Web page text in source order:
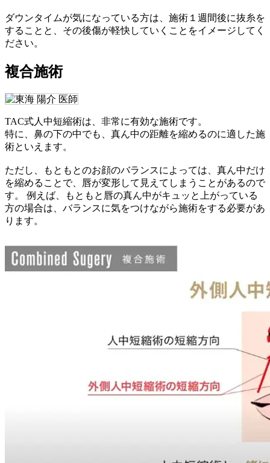
ダウンタイムが気になっている方は、施術１週間後に抜糸を
することと、その後傷が軽快していくことをイメージしてく
ださい。
複合施術
TAC式人中短縮術は、非常に有効な施術です。
特に、鼻の下の中でも、真ん中の距離を縮めるのに適した施
術といえます。
ただし、もともとのお顔のバランスによっては、真ん中だけ
を縮めることで、唇が変形して見えてしまうことがあるので
す。 例えば、もともと唇の真ん中がキュッと上がっている
方の場合は、バランスに気をつけながら施術をする必要があ
ります。